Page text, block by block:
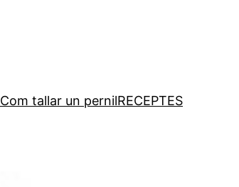
Com tallar un pernilRECEPTES